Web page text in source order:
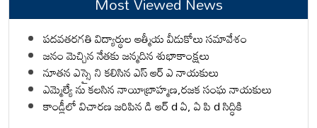
పదవతరగతి విద్యార్థుల ఆత్మీయ వీడుకోలు సమావేశం
జనం మెచ్చిన నేతకు జన్మదిన శుభాకాంక్షలు
నూతన ఎస్సై ని కలిసిన ఎస్ ఆర్ ఎ నాయకులు
ఎమ్మెల్యే ను కలసిన నాయీబ్రాహ్మణ,రజక సంఘ నాయకులు
కాండ్లీలో విచారణ జరిపిన డి ఆర్ d ఏ, ఏ పి d సిద్ధికి